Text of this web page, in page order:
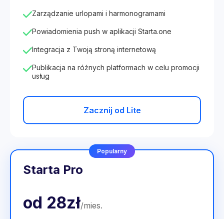
Zarządzanie urlopami i harmonogramami
Powiadomienia push w aplikacji Starta.one
Integracja z Twoją stroną internetową
Publikacja na różnych platformach w celu promocji
usług
Zacznij od Lite
Popularny
Starta Pro
od 28zł/mies.